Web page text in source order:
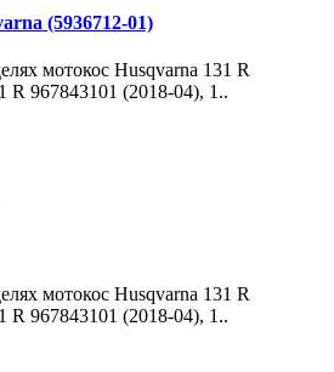
(5936712-01)
мотокос Husqvarna 131 R
R 967843101 (2018-04), 1..
мотокос Husqvarna 131 R
R 967843101 (2018-04), 1..